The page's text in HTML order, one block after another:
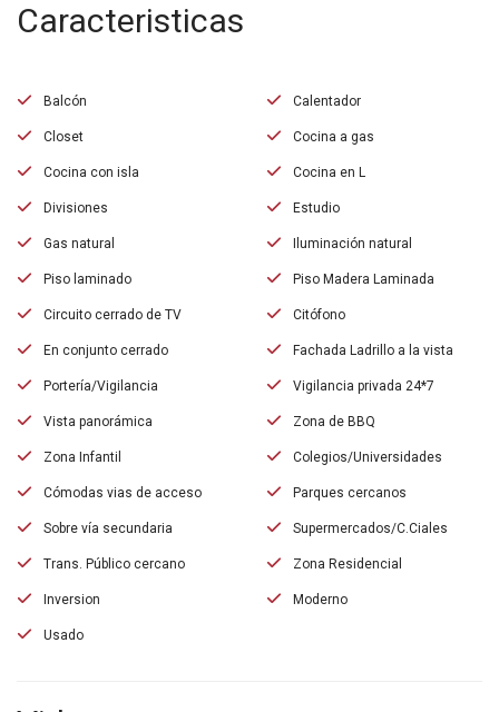
Caracteristicas
Balcón Calentador
Closet Cocina a gas
Cocina con isla Cocina en L
Divisiones Estudio
Gas natural Iluminación natural
Piso laminado Piso Madera Laminada
Circuito cerrado de TV Citófono
En conjunto cerrado Fachada Ladrillo a la vista
Portería/Vigilancia Vigilancia privada 24*7
Vista panorámica Zona de BBQ
Zona Infantil Colegios/Universidades
Cómodas vias de acceso Parques cercanos
Sobre vía secundaria Supermercados/C.Ciales
Trans. Público cercano Zona Residencial
Inversion Moderno
Usado